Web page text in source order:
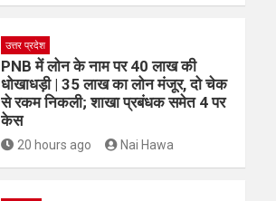
उत्तर प्रदेश
PNB में लोन के नाम पर 40 लाख की
धोखाधड़ी | 35 लाख का लोन मंजूर, दो चेक
से रकम निकली; शाखा प्रबंधक समेत 4 पर
केस
20 hours ago Nai Hawa